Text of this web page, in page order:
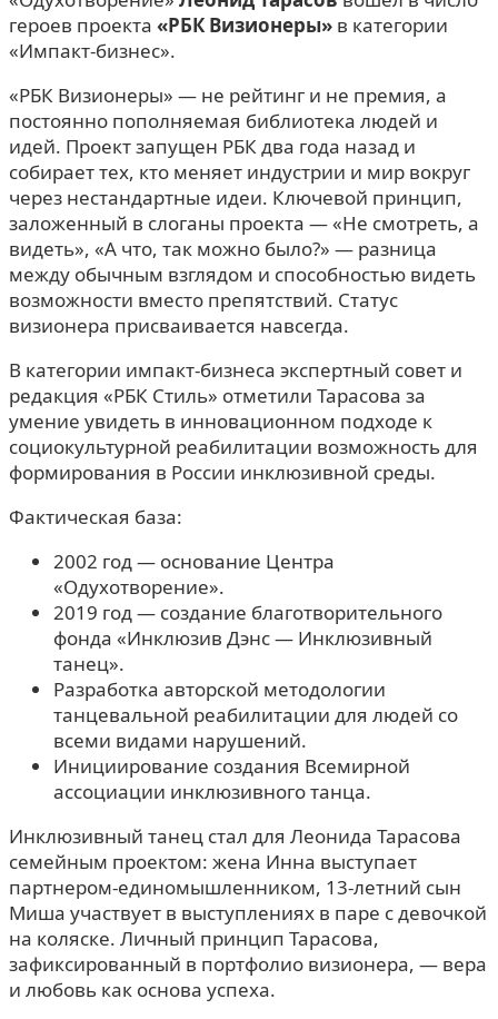
героев проекта «РБК Визионеры» в категории
«Импакт-бизнес».
«РБК Визионеры» — не рейтинг и не премия, а
постоянно пополняемая библиотека людей и
идей. Проект запущен РБК два года назад и
собирает тех, кто меняет индустрии и мир вокруг
через нестандартные идеи. Ключевой принцип,
заложенный в слоганы проекта — «Не смотреть, а
видеть», «А что, так можно было?» — разница
между обычным взглядом и способностью видеть
возможности вместо препятствий. Статус
визионера присваивается навсегда.
В категории импакт-бизнеса экспертный совет и
редакция «РБК Стиль» отметили Тарасова за
умение увидеть в инновационном подходе к
социокультурной реабилитации возможность для
формирования в России инклюзивной среды.
Фактическая база:
2002 год — основание Центра
«Одухотворение».
2019 год — создание благотворительного
фонда «Инклюзив Дэнс — Инклюзивный
танец».
Разработка авторской методологии
танцевальной реабилитации для людей со
всеми видами нарушений.
Инициирование создания Всемирной
ассоциации инклюзивного танца.
Инклюзивный танец стал для Леонида Тарасова
семейным проектом: жена Инна выступает
партнером-единомышленником, 13-летний сын
Миша участвует в выступлениях в паре с девочкой
на коляске. Личный принцип Тарасова,
зафиксированный в портфолио визионера, — вера
и любовь как основа успеха.